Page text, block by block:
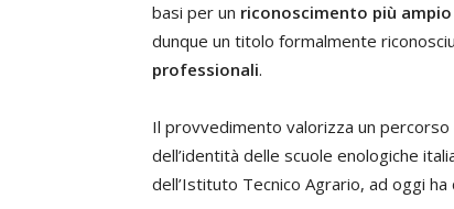
basi per un riconoscimento più
dunque un titolo formalmente
professionali.
Il provvedimento valorizza un
dell’identità delle scuole enologiche
dell’Istituto Tecnico Agrario, ad oggi